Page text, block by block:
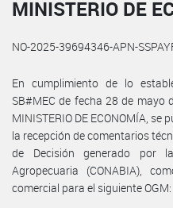
MINISTERIO DE
NO-2025-39694346-APN-
En cumplimiento de lo
SB#MEC de fecha 28 de mayo
MINISTERIO DE ECONOMÍA,
la recepción de comentarios
de Decisión generado por
Agropecuaria (CONABIA),
comercial para el siguiente OGM: